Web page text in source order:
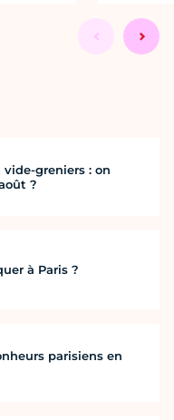
greniers : on
?
à Paris ?
parisiens en